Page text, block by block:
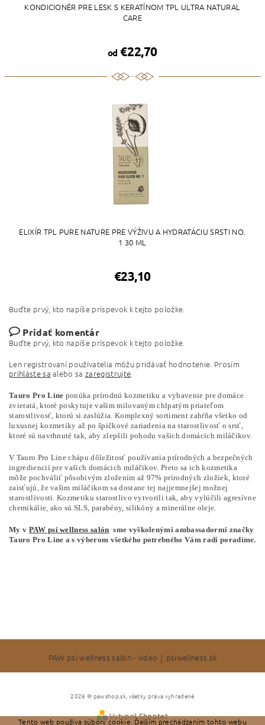
KONDICIONÉR PRE LESK S KERATÍNOM TPL ULTRA NATURAL
CARE
od €22,70
ELIXÍR TPL PURE NATURE PRE VÝŽIVU A HYDRATÁCIU SRSTI NO.
1 30 ML
€23,10
Buďte prvý, kto napíše príspevok k tejto položke.
Pridať komentár
Buďte prvý, kto napíše príspevok k tejto položke.
Len registrovaní používatelia môžu pridávať hodnotenie. Prosím
prihláste sa alebo sazaregistrujte
Tauro Pro Line ponúka prírodnú kozmetiku a vybavenie pre domáce
zvieratá, ktoré poskytuje vašim milovaným chlpatým priateľom
starostlivosť, ktorú si zaslúžia. Komplexný sortiment zahŕňa všetko od
luxusnej kozmetiky až po špičkové zariadenia na starostlivosť o srsť,
ktoré sú navrhnuté tak, aby zlepšili pohodu vašich domácich miláčikov.
V Tauro Pro Line chápu dôležitosť používania prírodných a bezpečných
ingrediencií pre vašich domácich miláčikov. Preto sa ich kozmetika
môže pochváliť pôsobivým zložením až 97% prírodných zložiek, ktoré
zaisťujú, že vašim miláčikom sa dostane tej najjemnejšej možnej
starostlivosti. Kozmetiku starostlivo vytvorili tak, aby vylúčili agresívne
chemikálie, ako sú SLS, parabény, silikóny a minerálne oleje.
My v PAW psí wellness salón sme vyškolenými ambassadormi značky
Tauro Pro Line a s výberom všetkého potrebného Vám radi poradíme.
PAW psí wellness salón - video | psiwellness.sk
2026 © pawshop.sk, všetky práva vyhradené
Vytvoril Shoptet
Tento web používa súbory cookie. Ďalším prechádzaním tohto webu